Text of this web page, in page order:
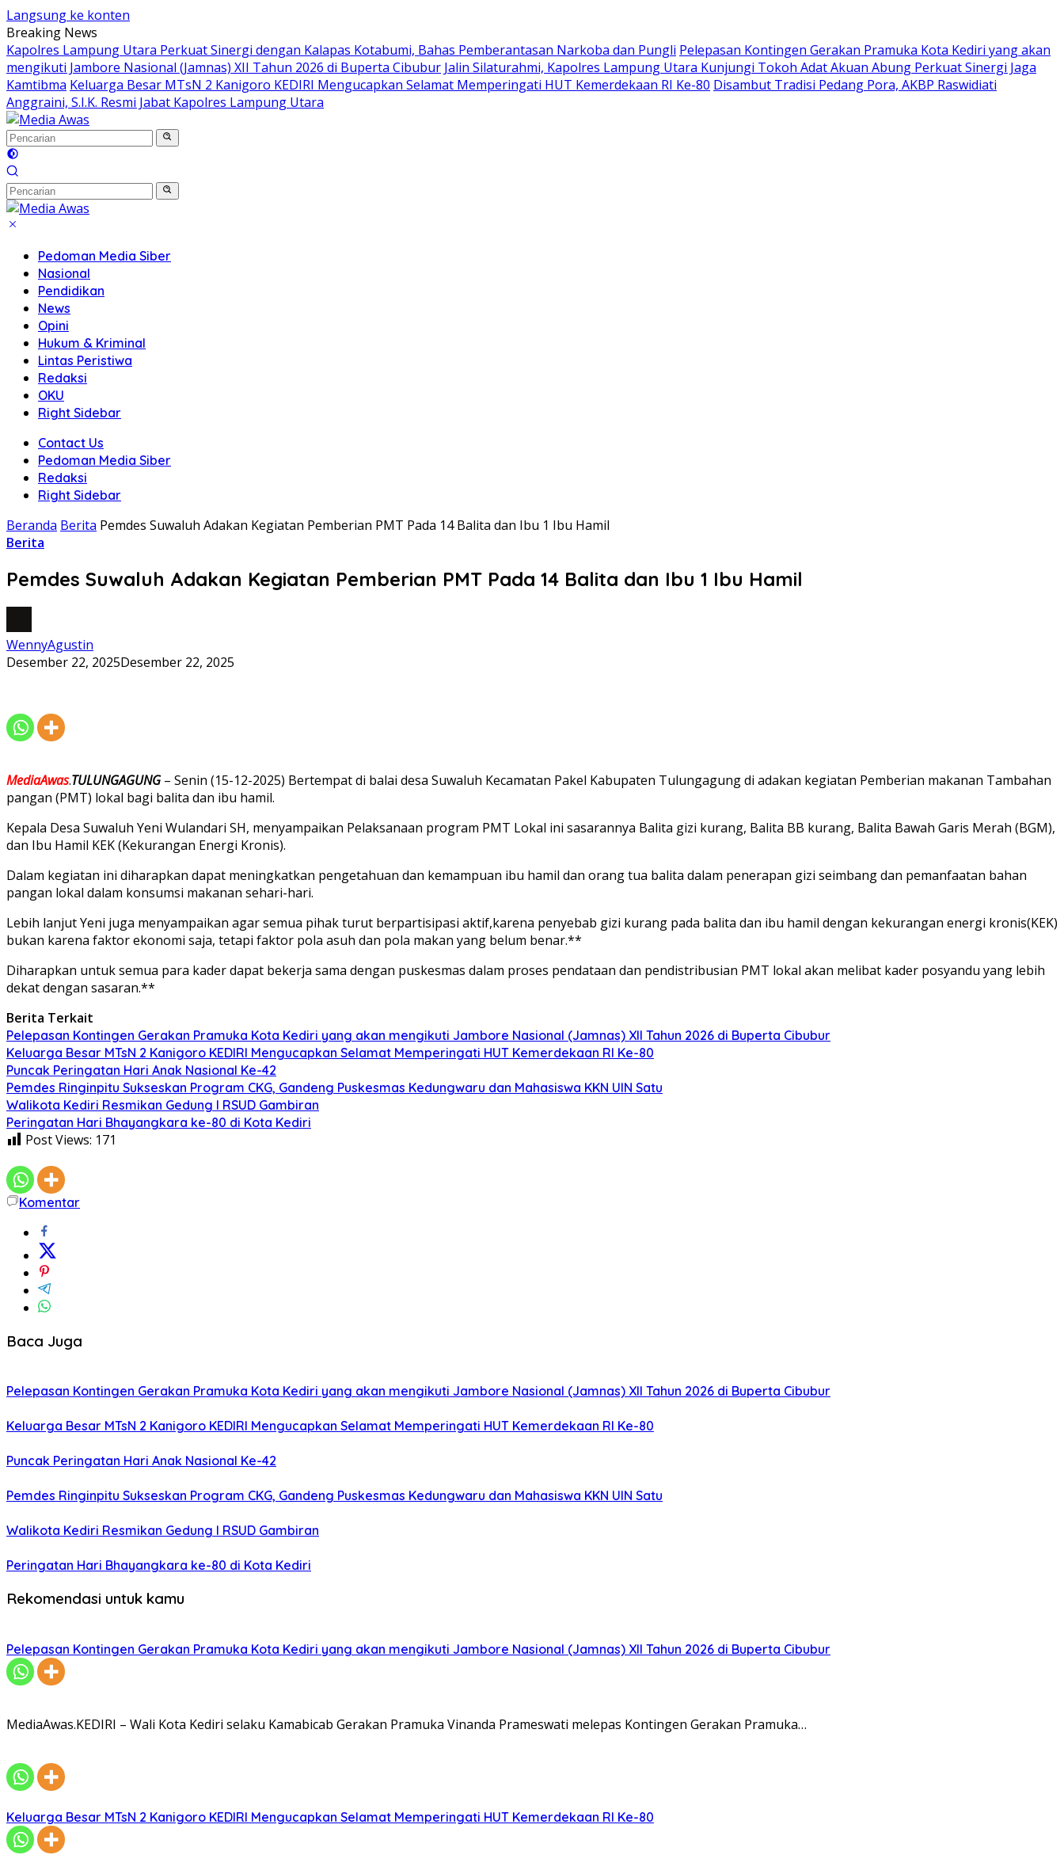
Langsung ke konten
Breaking News
Kapolres Lampung Utara Perkuat Sinergi dengan Kalapas Kotabumi, Bahas Pemberantasan Narkoba dan Pungli Pelepasan Kontingen Gerakan Pramuka Kota Kediri yang akan
mengikuti Jambore Nasional (Jamnas) XII Tahun 2026 di Buperta Cibubur Jalin Silaturahmi, Kapolres Lampung Utara Kunjungi Tokoh Adat Akuan Abung Perkuat Sinergi Jaga
Kamtibma Keluarga Besar MTsN 2 Kanigoro KEDIRI Mengucapkan Selamat Memperingati HUT Kemerdekaan RI Ke-80 Disambut Tradisi Pedang Pora, AKBP Raswidiati
Anggraini, S.I.K. Resmi Jabat Kapolres Lampung Utara
Pedoman Media Siber
Nasional
Pendidikan
News
Opini
Hukum & Kriminal
Lintas Peristiwa
Redaksi
OKU
Right Sidebar
Contact Us
Pedoman Media Siber
Redaksi
Right Sidebar
Beranda Berita Pemdes Suwaluh Adakan Kegiatan Pemberian PMT Pada 14 Balita dan Ibu 1 Ibu Hamil
Berita
Pemdes Suwaluh Adakan Kegiatan Pemberian PMT Pada 14 Balita dan Ibu 1 Ibu Hamil
WennyAgustin
Desember 22, 2025Desember 22, 2025
MediaAwas.TULUNGAGUNG– Senin (15-12-2025) Bertempat di balai desa Suwaluh Kecamatan Pakel Kabupaten Tulungagung di adakan kegiatan Pemberian makanan Tambahan
pangan (PMT) lokal bagi balita dan ibu hamil.
Kepala Desa Suwaluh Yeni Wulandari SH, menyampaikan Pelaksanaan program PMT Lokal ini sasarannya Balita gizi kurang, Balita BB kurang, Balita Bawah Garis Merah (BGM),
dan Ibu Hamil KEK (Kekurangan Energi Kronis).
Dalam kegiatan ini diharapkan dapat meningkatkan pengetahuan dan kemampuan ibu hamil dan orang tua balita dalam penerapan gizi seimbang dan pemanfaatan bahan
pangan lokal dalam konsumsi makanan sehari-hari.
Lebih lanjut Yeni juga menyampaikan agar semua pihak turut berpartisipasi aktif,karena penyebab gizi kurang pada balita dan ibu hamil dengan kekurangan energi kronis(KEK)
bukan karena faktor ekonomi saja, tetapi faktor pola asuh dan pola makan yang belum benar.**
Diharapkan untuk semua para kader dapat bekerja sama dengan puskesmas dalam proses pendataan dan pendistribusian PMT lokal akan melibat kader posyandu yang lebih
dekat dengan sasaran.**
Berita Terkait
Pelepasan Kontingen Gerakan Pramuka Kota Kediri yang akan mengikuti Jambore Nasional (Jamnas) XII Tahun 2026 di Buperta Cibubur
Keluarga Besar MTsN 2 Kanigoro KEDIRI Mengucapkan Selamat Memperingati HUT Kemerdekaan RI Ke-80
Puncak Peringatan Hari Anak Nasional Ke-42
Pemdes Ringinpitu Sukseskan Program CKG, Gandeng Puskesmas Kedungwaru dan Mahasiswa KKN UIN Satu
Walikota Kediri Resmikan Gedung I RSUD Gambiran
Peringatan Hari Bhayangkara ke-80 di Kota Kediri
Post Views: 171
Komentar
Baca Juga
Pelepasan Kontingen Gerakan Pramuka Kota Kediri yang akan mengikuti Jambore Nasional (Jamnas) XII Tahun 2026 di Buperta Cibubur
Keluarga Besar MTsN 2 Kanigoro KEDIRI Mengucapkan Selamat Memperingati HUT Kemerdekaan RI Ke-80
Puncak Peringatan Hari Anak Nasional Ke-42
Pemdes Ringinpitu Sukseskan Program CKG, Gandeng Puskesmas Kedungwaru dan Mahasiswa KKN UIN Satu
Walikota Kediri Resmikan Gedung I RSUD Gambiran
Peringatan Hari Bhayangkara ke-80 di Kota Kediri
Rekomendasi untuk kamu
Pelepasan Kontingen Gerakan Pramuka Kota Kediri yang akan mengikuti Jambore Nasional (Jamnas) XII Tahun 2026 di Buperta Cibubur
MediaAwas.KEDIRI – Wali Kota Kediri selaku Kamabicab Gerakan Pramuka Vinanda Prameswati melepas Kontingen Gerakan Pramuka…
Keluarga Besar MTsN 2 Kanigoro KEDIRI Mengucapkan Selamat Memperingati HUT Kemerdekaan RI Ke-80